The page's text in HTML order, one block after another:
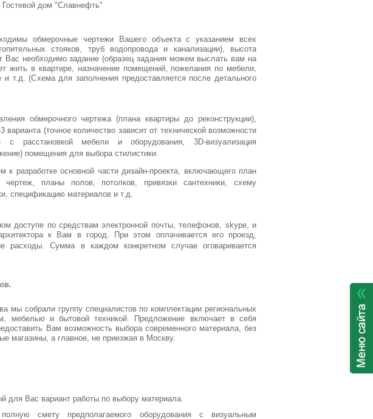
Гостевой дом "Славнефть"
обмерочные чертежи Вашего объекта с указанием всех
стояков, труб водопровода и канализации), высота
Вас необходимо задание (образец задания можем выслать вам на
жить в квартире, назначение помещений, пожелания по мебели,
и т.д. (Схема для заполнения предоставляется после детального
обмерочного чертежа (плана квартиры до реконструкции),
варианта (точное количество зависит от технической возможности
расстановкой мебели и оборудования, 3D-визуализация
помещения для выбора стилистики.
к разработке основной части дизайн-проекта, включающего план
чертеж, планы полов, потолков, привязки сантехники, схему
спецификацию материалов и т.д.
доступе по средствам электронной почты, телефонов, skype, и
к Вам в город. При этом оплачивается его проезд,
расходы.Сумма в каждом конкретном случае оговаривается
мы собрали группу специалистов по комплектации региональных
мебелью и бытовой техникой. Предложение включает в себя
Вам возможность выбора современного материала, без
магазины, а главное, не приезжая в Москву.
для Вас вариант работы по выбору материала.
смету предполагаемого оборудования с визуальным